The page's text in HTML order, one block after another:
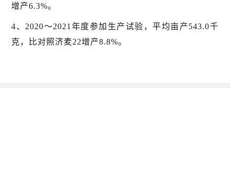
增产6.3%。
4、2020～2021年度参加生产试验，平均亩产543.0千
克，比对照济麦22增产8.8%。